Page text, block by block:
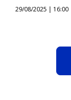
29/08/2025 | 16:00